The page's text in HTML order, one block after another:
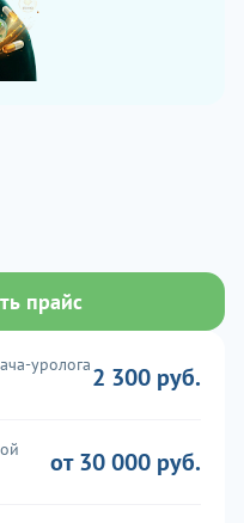
прайс
уролога2 300 руб.
от 30 000 руб.